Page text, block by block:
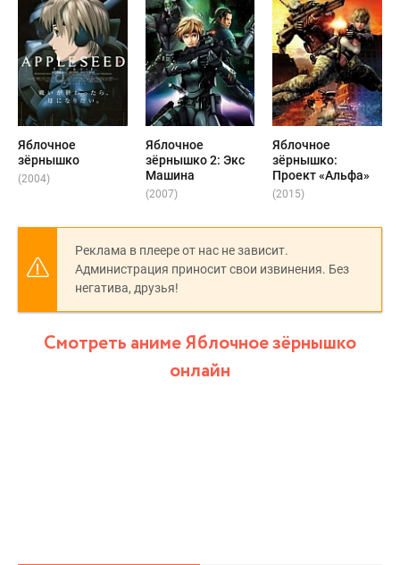
Яблочное
зёрнышко
(2004)
Яблочное
зёрнышко 2: Экс
Машина
(2007)
Яблочное
зёрнышко:
Проект «Альфа»
(2015)
Реклама в плеере от нас не зависит.
Администрация приносит свои извинения. Без
негатива, друзья!
Смотреть аниме Яблочное зёрнышко
онлайн